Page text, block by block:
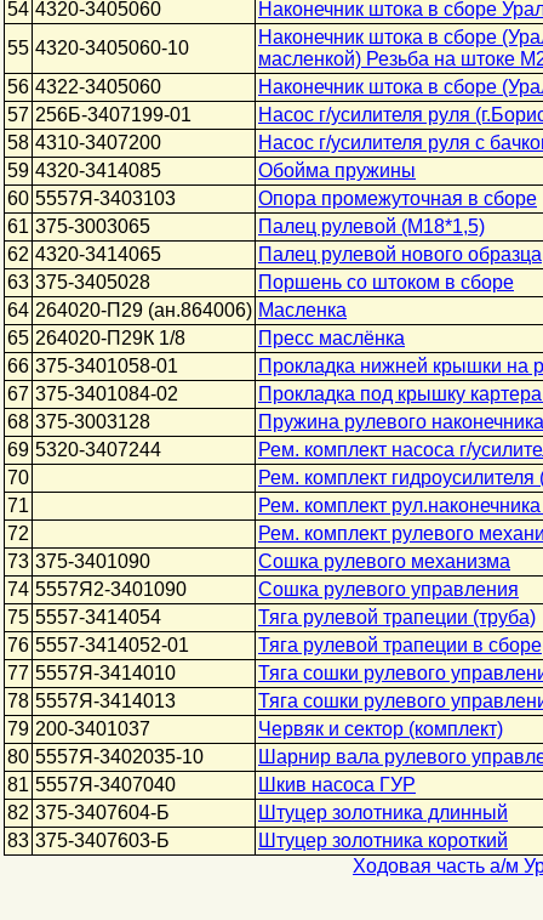
54 4320-3405060
Наконечник штока в сборе
55 4320-3405060-10
Наконечник штока в сборе
масленкой) Резьба на штоке
56 4322-3405060
Наконечник штока в сборе
57 256Б-3407199-01
Насос г/усилителя руля
58 4310-3407200
Насос г/усилителя руля с
59 4320-3414085
Обойма пружины
60 5557Я-3403103
Опора промежуточная в сборе
61 375-3003065
Палец рулевой (М18*1,5)
62 4320-3414065
Палец рулевой нового
63 375-3405028
Поршень со штоком в сборе
64 264020-П29 (ан.864006) Масленка
65 264020-П29К 1/8
Пресс маслёнка
66 375-3401058-01
Прокладка нижней крышки на
67 375-3401084-02
Прокладка под крышку
68 375-3003128
Пружина рулевого наконечника
69 5320-3407244
Рем. комплект насоса г/
70
Рем. комплект
71
Рем. комплект
72
Рем. комплект рулевого
73 375-3401090
Сошка рулевого механизма
74 5557Я2-3401090
Сошка рулевого управления
75 5557-3414054
Тяга рулевой трапеции (труба)
76 5557-3414052-01
Тяга рулевой трапеции в сборе
77 5557Я-3414010
Тяга сошки рулевого
78 5557Я-3414013
Тяга сошки рулевого
79 200-3401037
Червяк и сектор (комплект)
80 5557Я-3402035-10
Шарнир вала рулевого
81 5557Я-3407040
Шкив насоса ГУР
82 375-3407604-Б
Штуцер золотника длинный
83 375-3407603-Б
Штуцер золотника короткий
Ходовая часть а/м